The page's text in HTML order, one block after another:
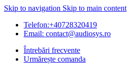
Skip to navigation Skip to main content
Telefon:+40728320419
Email: contact@audiosys.ro
Întrebări frecvente
Urmărește comanda